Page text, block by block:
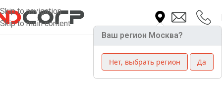
Skip to navigation
Skip to main content
Трехфазный
Ваш регион Москва?
Нет, выбрать регион Да